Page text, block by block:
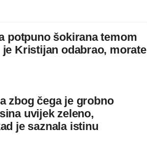
potpuno šokirana temom
Kristijan odabrao, morate
zbog čega je grobno
uvijek zeleno,
je saznala istinu